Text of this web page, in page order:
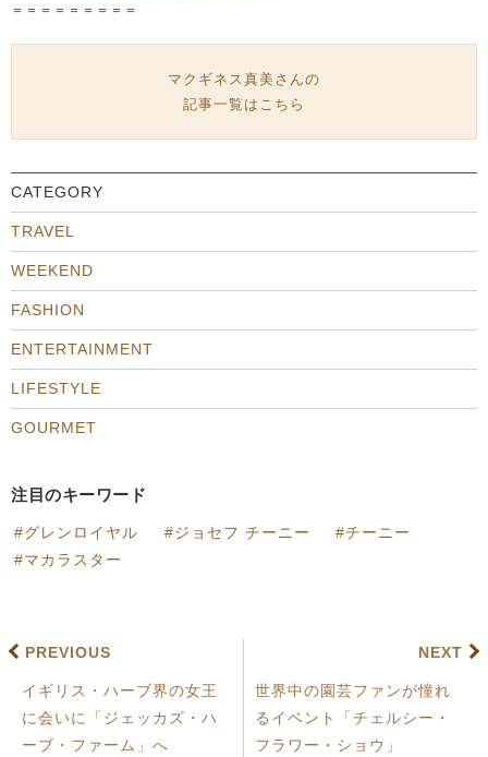
＝＝＝＝＝＝＝＝＝
マクギネス真美さんの
記事一覧はこちら
CATEGORY
TRAVEL
WEEKEND
FASHION
ENTERTAINMENT
LIFESTYLE
GOURMET
注目のキーワード
グレンロイヤル ジョセフ チーニー
チーニー
マカラスター
PREVIOUS
イギリス・ハーブ界の女王
に会いに「ジェッカズ・ハ
ーブ・ファーム」へ
NEXT
世界中の園芸ファンが憧れ
るイベント「チェルシー・
フラワー・ショウ」